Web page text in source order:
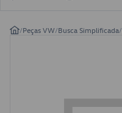
/Peças VW/Busca Simplificada/